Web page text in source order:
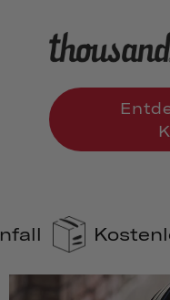
Kostenloser